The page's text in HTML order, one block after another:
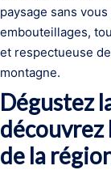
paysage sans
embouteillages,
et respectueuse
montagne.
Dégustez
de la